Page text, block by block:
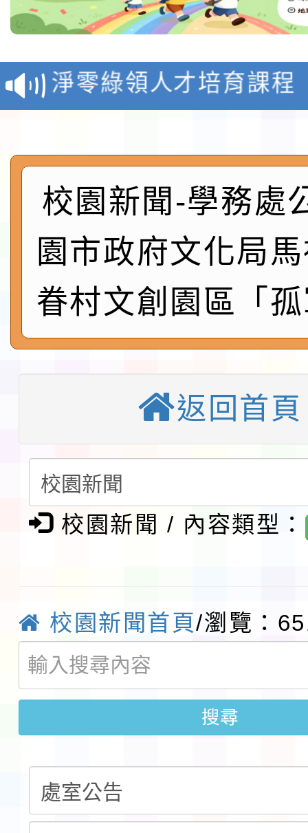
教育部校安中心白海豚
報
淨零綠領人才培育課程
檢送桃園市115學年度
及師生本土語及新住民
實施要點各1份
115年食農教育專業人
程
函轉國家通訊傳播委員
鎮韌性（防空）演習－
速演練執行計畫」
「115年金融知識線上
第3次招考代課鐘點教
告(不再辦理後續甄選)
檢送「桃園市115學年
賽實施要點」1份
程安排一案
「桃園市補助參觀特色
展演活動實施計畫」
請一案
教育部校安中心白海豚
報
淨零綠領人才培育課程
檢送桃園市115學年度
程
函轉國家通訊傳播委員
鎮韌性（防空）演習－
速演練執行計畫」
「115年金融知識線上
法」
本校115學年度第1學
第3次招考代課鐘點教
告(不再辦理後續甄選)
檢送「桃園市115學年
賽實施要點」1份
本市「115學年度學生
程安排一案
「桃園市補助參觀特色
校園新聞-學務處
園市政府文化局
眷村文創園區「
返回首頁
校園新聞 / 內容類型：
校園新聞首頁/瀏覽：
搜尋